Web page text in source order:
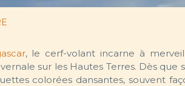
, le cerf-volant incarne à
sur les Hautes Terres. Dès que
colorées dansantes, souvent